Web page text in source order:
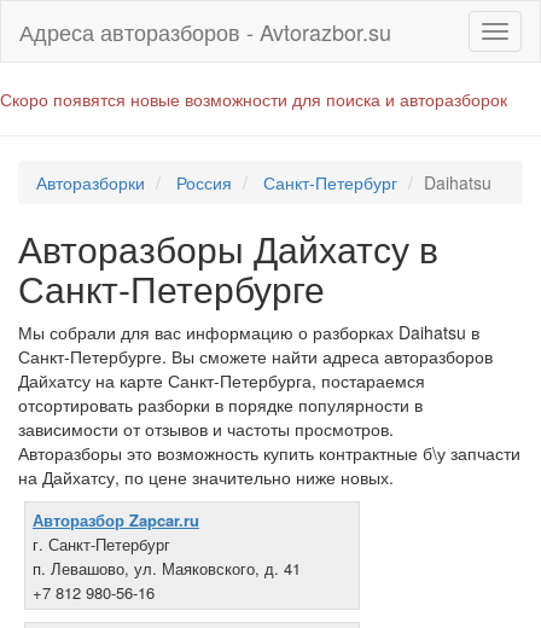
Адреса авторазборов - Avtorazbor.su
Скоро появятся новые возможности для поиска и авторазборок
Авторазборки Россия Санкт-Петербург Daihatsu
Авторазборы Дайхатсу в
Санкт-Петербурге
Мы собрали для вас информацию о разборках Daihatsu в
Санкт-Петербурге. Вы сможете найти адреса авторазборов
Дайхатсу на карте Санкт-Петербурга, постараемся
отсортировать разборки в порядке популярности в
зависимости от отзывов и частоты просмотров.
Авторазборы это возможность купить контрактные б\у запчасти
на Дайхатсу, по цене значительно ниже новых.
Авторазбор Zapcar.ru
г. Санкт-Петербург
п. Левашово, ул. Маяковского, д. 41
+7 812 980-56-16